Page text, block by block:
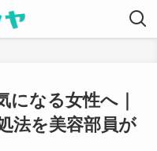
になる女性へ｜
法を美容部員が